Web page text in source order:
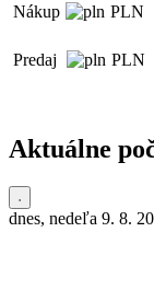
Nákup PLN
Predaj PLN
Aktuálne
dnes, nedeľa 9. 8.